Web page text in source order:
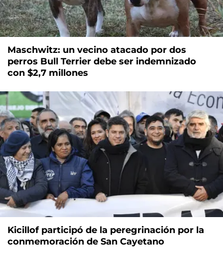
Maschwitz: un vecino atacado por dos
perros Bull Terrier debe ser indemnizado
con $2,7 millones
Kicillof participó de la peregrinación por la
conmemoración de San Cayetano